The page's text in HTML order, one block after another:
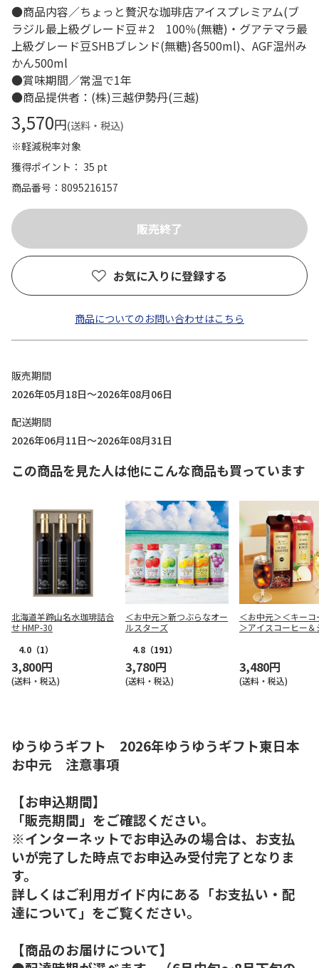
●商品内容／ちょっと贅沢な珈琲店アイスプレミアム(ブ
ラジル最上級グレード豆＃2 100％(無糖)・グアテマラ最
上級グレード豆SHBブレンド(無糖)各500ml)、AGF温州み
かん500ml
●賞味期間／常温で1年
●商品提供者：(株)三越伊勢丹(三越)
3,570円(送料・税込)
※軽減税率対象
獲得ポイント： 35 pt
商品番号
8095216157
お気に入りに登録する
商品についてのお問い合わせはこちら
販売期間
2026年05月18日～2026年08月06日
配送期間
2026年06月11日～2026年08月31日
この商品を見た人は他にこんな商品も買っています
北海道羊蹄山名水珈琲詰合
せ HMP-30
4.0 （1）
3,800円
(送料・税込)
＜お中元＞新つぶらなオー
ルスターズ
4.8 （191）
3,780円
(送料・税込)
＜お中元＞＜キーコ
＞アイスコーヒー＆
3,480円
(送料・税込)
ゆうゆうギフト 2026年ゆうゆうギフト東日本
お中元 注意事項
【お申込期間】
「販売期間」をご確認ください。
※インターネットでお申込みの場合は、お支払
いが完了した時点でお申込み受付完了となりま
す。
詳しくはご利用ガイド内にある「お支払い・配
達について」をご覧ください。
【商品のお届けについて】